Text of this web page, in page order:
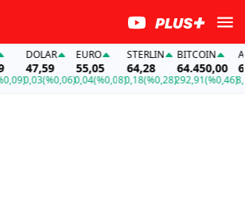
DOLAR
47,59
0,03(%0,06)
EURO
55,05
0,04(%0,08)
STERLIN
64,28
0,18(%0,28)
BITCOIN
64.450,00
292,91(%0,46)8,78